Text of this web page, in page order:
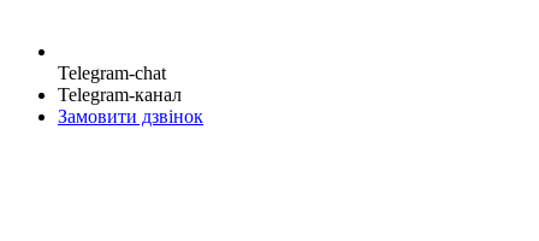
Telegram-chat
Telegram-канал
Замовити дзвінок